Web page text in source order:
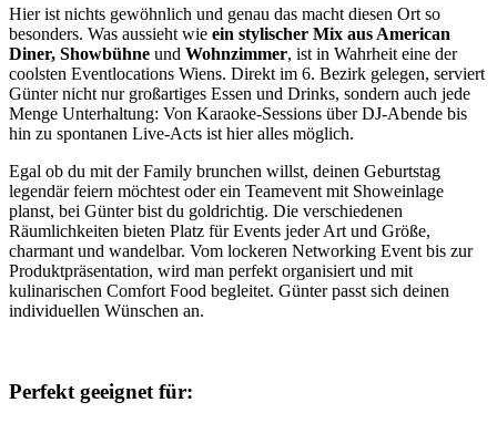
Hier ist nichts gewöhnlich und genau das macht diesen Ort so
besonders. Was aussieht wie ein stylischer Mix aus American
Diner, Showbühne und Wohnzimmer, ist in Wahrheit eine der
coolsten Eventlocations Wiens. Direkt im 6. Bezirk gelegen, serviert
Günter nicht nur großartiges Essen und Drinks, sondern auch jede
Menge Unterhaltung: Von Karaoke-Sessions über DJ-Abende bis
hin zu spontanen Live-Acts ist hier alles möglich.
Egal ob du mit der Family brunchen willst, deinen Geburtstag
legendär feiern möchtest oder ein Teamevent mit Showeinlage
planst, bei Günter bist du goldrichtig. Die verschiedenen
Räumlichkeiten bieten Platz für Events jeder Art und Größe,
charmant und wandelbar. Vom lockeren Networking Event bis zur
Produktpräsentation, wird man perfekt organisiert und mit
kulinarischen Comfort Food begleitet. Günter passt sich deinen
individuellen Wünschen an.
Perfekt geeignet für: